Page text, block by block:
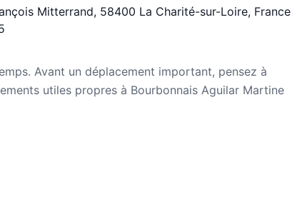
Mitterrand, 58400 La Charité-sur-Loire, France
Avant un déplacement important, pensez à
utiles propres à Bourbonnais Aguilar Martine